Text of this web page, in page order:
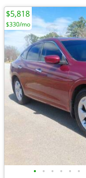
• • • • • •
$5,818
$330/mo